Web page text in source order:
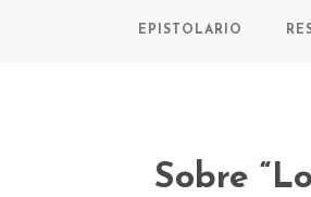
EPISTOLARIO
Sobre